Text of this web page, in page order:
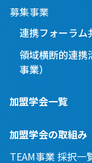
募集事業
連携フォーラム
領域横断的連携
事業）
加盟学会一覧
加盟学会の取組み
TEAM事業 採択一